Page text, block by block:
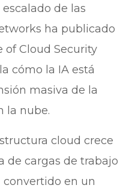
de las
ha publicado
of Cloud Security
cómo la IA está
masiva de la
la nube.
cloud crece
de cargas de trabajo
en un